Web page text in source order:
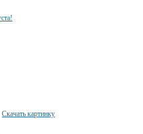
Скачать картинку